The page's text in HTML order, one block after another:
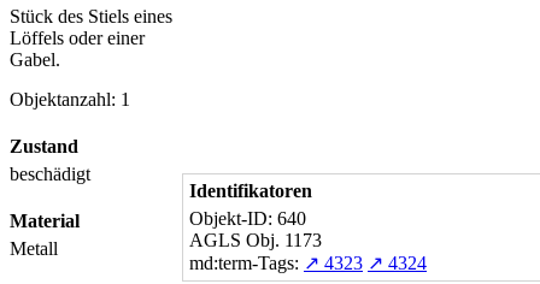
Stück des Stiels eines
Löffels oder einer
Gabel.
Objektanzahl: 1
Zustand
beschädigt
Material
Metall
Identifikatoren
Objekt-ID: 640
AGLS Obj. 1173
md:term-Tags: ↗ 4323 ↗ 4324